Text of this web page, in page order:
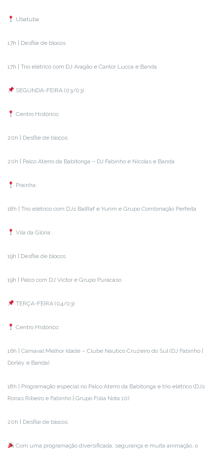
Ubatuba:
17h | Desfile de blocos
17h | Trio elétrico com DJ Aragão e Cantor Lucca e Banda
SEGUNDA-FEIRA (03/03)
Centro Histórico:
20h | Desfile de blocos
20h | Palco Aterro da Babitonga – DJ Fabinho e Nícolas e Banda
Prainha:
18h | Trio elétrico com DJs BalRaf e Yurim e Grupo Combinação Perfeita
Vila da Glória:
19h | Desfile de blocos
19h | Palco com DJ Victor e Grupo Puracaso
TERÇA-FEIRA (04/03)
Centro Histórico:
16h | Carnaval Melhor Idade – Clube Náutico Cruzeiro do Sul (DJ Fabinho |
Dorley e Banda)
18h | Programação especial no Palco Aterro da Babitonga e trio elétrico (DJs
Ronas Ribeiro e Fabinho | Grupo Folia Nota 10)
20h | Desfile de blocos
Com uma programação diversificada, segurança e muita animação, o